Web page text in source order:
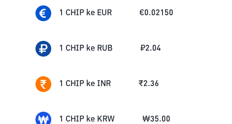
1 CHIP ke EUR €0.02150
1 CHIP ke RUB ₽2.04
1 CHIP ke INR ₹2.36
1 CHIP ke KRW ₩35.00